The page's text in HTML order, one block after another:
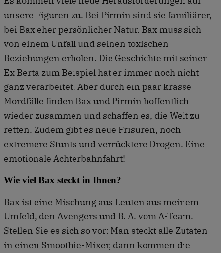
unsere Figuren zu. Bei Pirmin sind sie familiärer,
bei Bax eher persönlicher Natur. Bax muss sich
von einem Unfall und seinen toxischen
Beziehungen erholen. Die Geschichte mit seiner
Ex Berta zum Beispiel hat er immer noch nicht
ganz verarbeitet. Aber durch ein paar krasse
Mordfälle finden Bax und Pirmin hoffentlich
wieder zusammen und schaffen es, die Welt zu
retten. Zudem gibt es neue Frisuren, noch
extremere Stunts und verrücktere Drogen. Eine
emotionale Achterbahnfahrt!
Wie viel Bax steckt in Ihnen?
Bax ist eine Mischung aus Leuten aus meinem
Umfeld, den Avengers und B. A. vom A-Team.
Stellen Sie es sich so vor: Man steckt alle Zutaten
in einen Smoothie-Mixer, dann kommen die